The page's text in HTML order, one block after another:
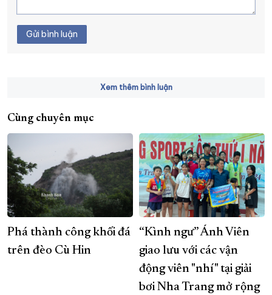
Gửi bình luận
Xem thêm bình luận
Cùng chuyên mục
Phá thành công khối đá
trên đèo Cù Hin
“Kình ngư” Ánh Viên
giao lưu với các vận
động viên "nhí" tại giải
bơi Nha Trang mở rộng